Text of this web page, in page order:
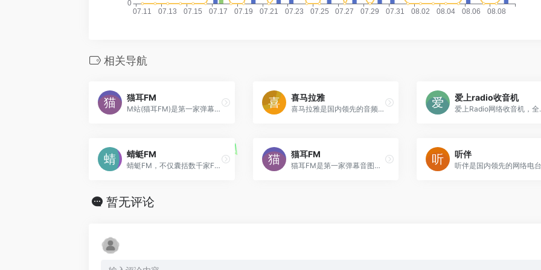
相关导航
猫耳FM
M站(猫耳FM)是第一家弹幕音图站,同时也是中国声优基地,在这里可以听电台,音乐,翻唱,小说和广播剧,用二次元声音连接三次元.
喜马拉雅
喜马拉雅是国内领先的音频分享平台, 汇集了有声小说、儿童故事、相声评书、京剧戏曲、新闻段子、广播电台等数亿条免费声音内容, 听书、听小说、听故事、听儿歌、听音乐, 为您找到每一天的精神食粮！
爱上radio收音机
爱上Radio网络收音机，全球海量电台，优听轻
蜻蜓FM
蜻蜓FM，不仅囊括数千家FM广播电台，还涵盖有声小说、儿童故事、相声评书、戏曲、音乐、脱口秀、鬼故事、情感故事、财经科技、新闻历史人文、健康教育等30多类的有声读物或音频节目。更有高晓松、老梁、张召忠、蒋勋等精品有声读物和音频在线收听。蜻蜓FM作为用户喜爱的有声听书应用，为广大听众呈现前沿丰富的有声读物、有声小说和广播电台节目。下载蜻蜓fm，听书听小说听电台，更多的世界用听的。
猫耳FM
猫耳FM是第一家弹幕音图站,同时也是中国声优基地,在这里可以听电台,音乐,翻唱,小说和广播剧,用二次元声音连接三次元.
听伴
暂无评论